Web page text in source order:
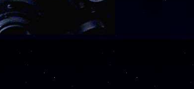
Oktober
Einlass 17 30
im
Einlass 17
im
im